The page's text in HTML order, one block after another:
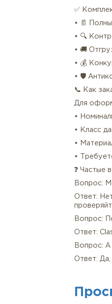
• 🔹
📦
✅
• 📄
• 🔍
• 🚚
• 💰
• 🛡
Для
•
•
•
•